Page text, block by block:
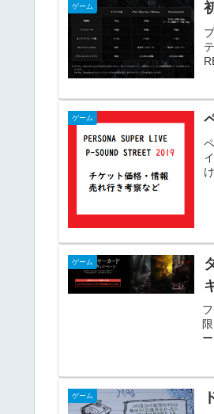
ゲーム
ゲーム
ゲーム
ゲーム